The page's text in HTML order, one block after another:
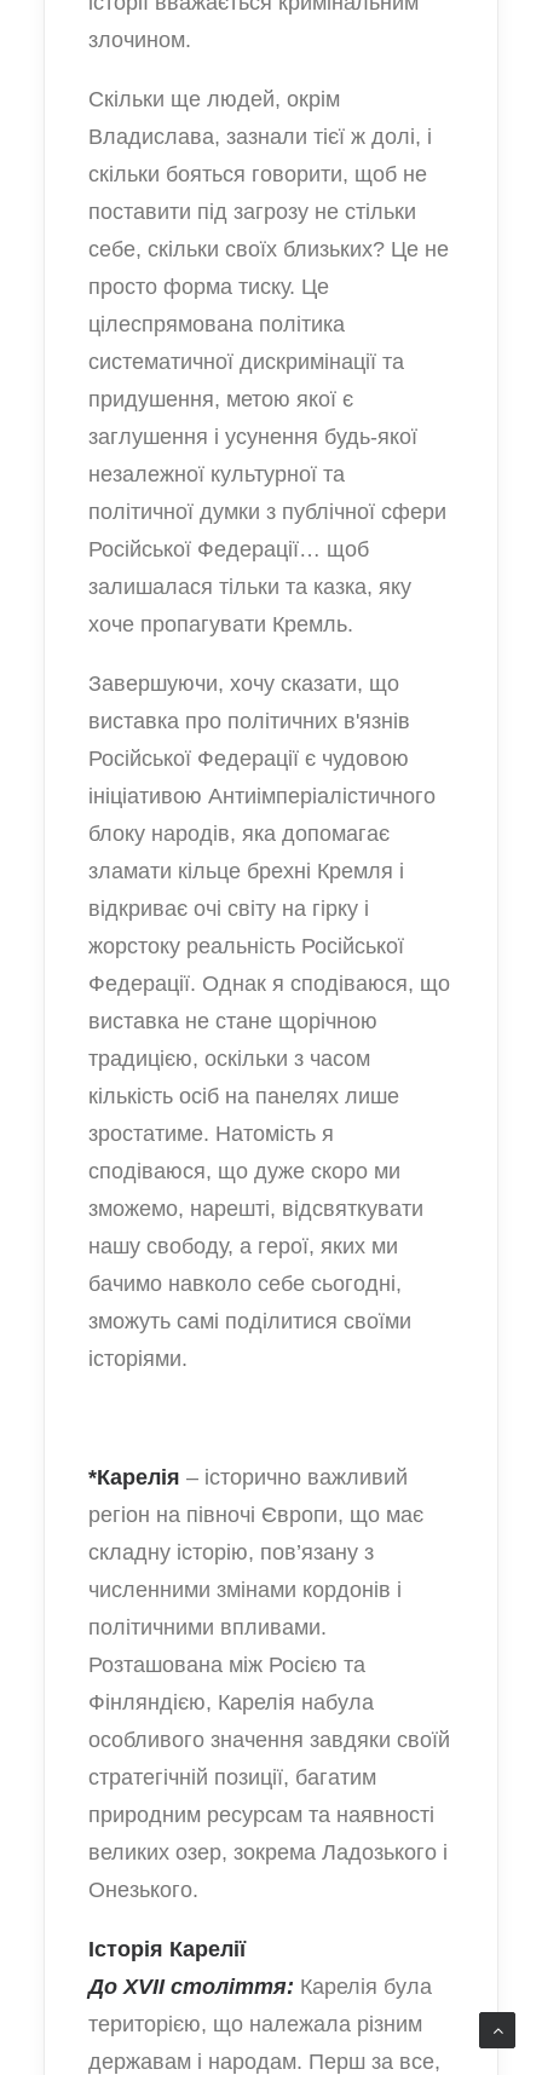
злочином.
Скільки ще людей, окрім
Владислава, зазнали тієї ж долі, і
скільки бояться говорити, щоб не
поставити під загрозу не стільки
себе, скільки своїх близьких? Це не
просто форма тиску. Це
цілеспрямована політика
систематичної дискримінації та
придушення, метою якої є
заглушення і усунення будь-якої
незалежної культурної та
політичної думки з публічної сфери
Російської Федерації… щоб
залишалася тільки та казка, яку
хоче пропагувати Кремль.
Завершуючи, хочу сказати, що
виставка про політичних в'язнів
Російської Федерації є чудовою
ініціативою Антиімперіалістичного
блоку народів, яка допомагає
зламати кільце брехні Кремля і
відкриває очі світу на гірку і
жорстоку реальність Російської
Федерації. Однак я сподіваюся, що
виставка не стане щорічною
традицією, оскільки з часом
кількість осіб на панелях лише
зростатиме. Натомість я
сподіваюся, що дуже скоро ми
зможемо, нарешті, відсвяткувати
нашу свободу, а герої, яких ми
бачимо навколо себе сьогодні,
зможуть самі поділитися своїми
історіями.
*Карелія – історично важливий
регіон на півночі Європи, що має
складну історію, пов’язану з
численними змінами кордонів і
політичними впливами.
Розташована між Росією та
Фінляндією, Карелія набула
особливого значення завдяки своїй
стратегічній позиції, багатим
природним ресурсам та наявності
великих озер, зокрема Ладозького і
Онезького.
Історія Карелії
До XVII століття: Карелія була
територією, що належала різним
державам і народам. Перш за все,